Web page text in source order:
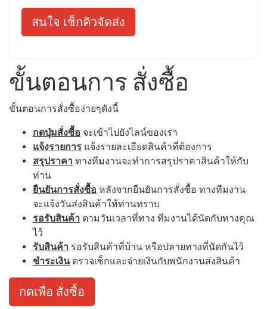
สนใจ เช็กคิวจัดส่ง
ขั้นตอนการ สั่งซื้อ
ขั้นตอนการสั่งซื้อง่ายๆดังนี้
กดปุ่มสั่งซื้อ จะเข้าไปยังไลน์ของเรา
แจ้งรายการ แจ้งรายละเอียดสินค้าที่ต้องการ
สรุปราคา ทางทีมงานจะทำการสรุปราคาสินค้าให้กับ
ท่าน
ยืนยันการสั่งซื้อ หลังจากยืนยันการสั่งซื้อ ทางทีมงาน
จะแจ้งวันส่งสินค้าให้ท่านทราบ
รอรับสินค้า ตามวันเวลาที่ทาง ทีมงานได้นัดกับทางคุณ
ไว้
รับสินค้า รอรับสินค้าที่บ้าน หรือปลายทางที่นัดกันไว้
ชำระเงินตรวจเช็กและจ่ายเงินกับพนักงานส่งสินค้า
กดเพื่อ สั่งซื้อ